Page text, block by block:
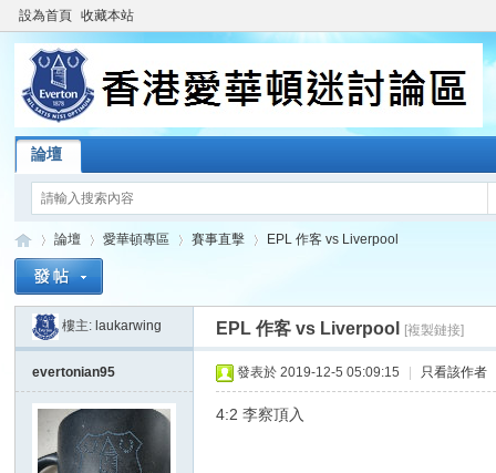
設為首頁 收藏本站
論壇
»
論壇
›
愛華頓專區 賽事直擊
›
EPL 作客 vs Liverpool
樓主: laukarwing EPL 作客 vs Liverpool [複製鏈接]
evertonian95 發表於 2019-12-5 05:09:15 只看該作者
4:2 李察頂入